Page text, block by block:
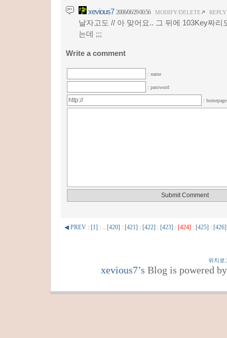
xevious7 2006/06/29 00:56 MODIFY/DELETE REPLY
날자고도 // 아 맞어요.. 그 뒤에 103Key짜리
는데 ;;;
Write a comment
: name
: password
:
◀ PREV : [1] : .. [420] : [421] : [422] : [423] : [424] : [425] : [426]
위치로
xevious7’s Blog is powered